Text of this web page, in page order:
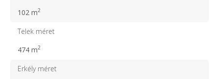
102 m2
Telek méret
474 m2
Erkély méret